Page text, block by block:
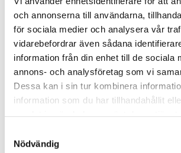
och annonserna till användarna,
för sociala medier och analysera vår
vidarebefordrar även sådana
information från din enhet till de sociala
annons- och analysföretag som vi
Dessa kan i sin tur kombinera
information som du har tillhandahållit
Nödvändig
Flexlink artikelnummer: XCFA 88
Relaterade produkter